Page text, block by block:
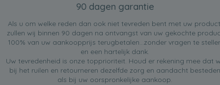
90 dagen garantie
Als u om welke reden dan ook niet tevreden bent met uw
zullen wij binnen 90 dagen na ontvangst van uw gekochte
100% van uw aankoopprijs terugbetalen...zonder vragen te
en een hartelijk dank.
Uw tevredenheid is onze topprioriteit. Houd er rekening mee dat
bij het ruilen en retourneren dezelfde zorg en aandacht besteden
als bij uw oorspronkelijke aankoop.